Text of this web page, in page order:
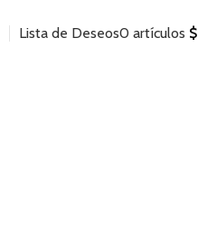
Lista de Deseos0 artículos $